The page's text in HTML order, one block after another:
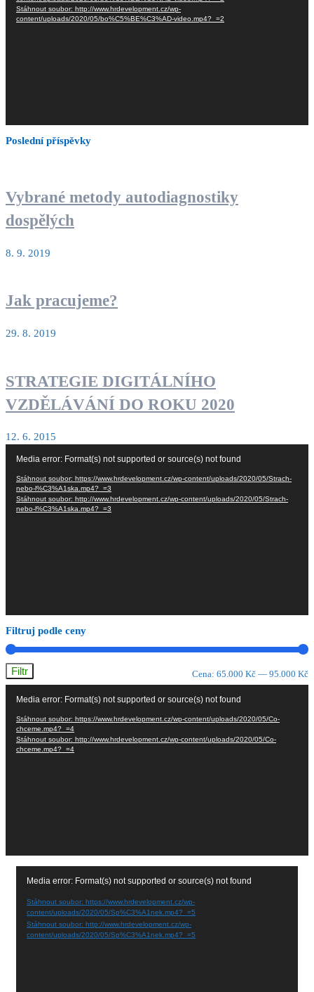
Stáhnout soubor: http://www.hrdevelopment.cz/wp-
content/uploads/2020/05/bo%C5%BE%C3%AD-video.mp4?_=2
Poslední příspěvky
Vybrané metody autodiagnostiky
dospělých
8. 9. 2019
Jak pracujeme?
29. 8. 2019
STRATEGIE DIGITÁLNÍHO
VZDĚLÁVÁNÍ DO ROKU 2020
12. 6. 2015
Media error: Format(s) not supported or source(s) not found
Stáhnout soubor: https://www.hrdevelopment.cz/wp-content/uploads/2020/05/Strach-
nebo-l%C3%A1ska.mp4?_=3
Stáhnout soubor: http://www.hrdevelopment.cz/wp-content/uploads/2020/05/Strach-
nebo-l%C3%A1ska.mp4?_=3
Filtruj podle ceny
Filtr Cena: 65.000 Kč — 95.000 Kč
Media error: Format(s) not supported or source(s) not found
Stáhnout soubor: https://www.hrdevelopment.cz/wp-content/uploads/2020/05/Co-
chceme.mp4?_=4
Stáhnout soubor: http://www.hrdevelopment.cz/wp-content/uploads/2020/05/Co-
chceme.mp4?_=4
Media error: Format(s) not supported or source(s) not found
Stáhnout soubor: https://www.hrdevelopment.cz/wp-
content/uploads/2020/05/Sp%C3%A1nek.mp4?_=5
Stáhnout soubor: http://www.hrdevelopment.cz/wp-
content/uploads/2020/05/Sp%C3%A1nek.mp4?_=5